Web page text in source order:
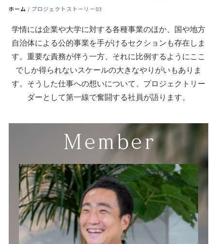
ホーム / プロジェクトストーリー03
学情には企業や大学に対する各種事業のほか、国や地方
自治体による公的事業を手がけるセクションも存在しま
す。重要な責務が伴う一方、それに比例するようにここ
でしか得られないスケールの大きなやりがいもありま
す。そうした仕事への想いについて、プロジェクトリー
ダーとして第一線で奮闘する社員が語ります。